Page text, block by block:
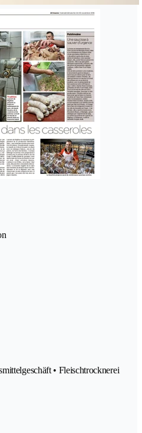
• Fleischtrocknerei